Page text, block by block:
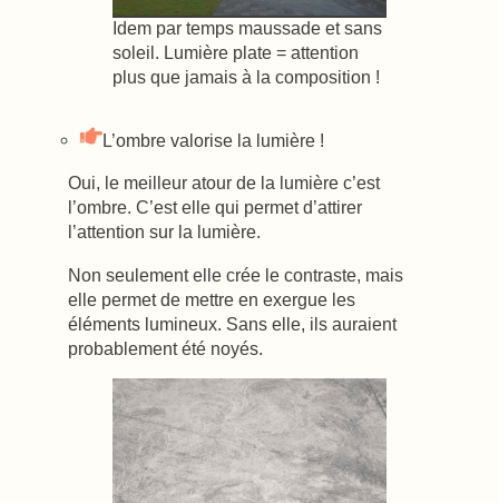
Idem par temps maussade et sans
soleil. Lumière plate = attention
plus que jamais à la composition !
L’ombre valorise la lumière !
Oui, le meilleur atour de la lumière c’est
l’ombre. C’est elle qui permet d’attirer
l’attention sur la lumière.
Non seulement elle crée le contraste, mais
elle permet de mettre en exergue les
éléments lumineux. Sans elle, ils auraient
probablement été noyés.